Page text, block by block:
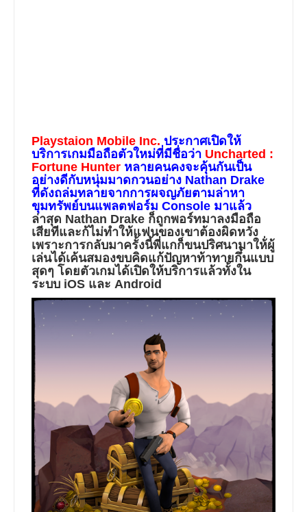
Playstaion Mobile Inc. ประกาศเปิดให้
บริการเกมมือถือตัวใหม่ที่มีชื่อว่า Uncharted :
Fortune Hunter หลายคนคงจะคุ้นกันเป็น
อย่างดีกับหนุ่มมาดกวนอย่าง Nathan Drake
ที่ดังถล่มทลายจากการผจญภัยตามล่าหา
ขุมทรัพย์บนแพลตฟอร์ม Console มาแล้ว
ล่าสุด Nathan Drake ก็ถูกพอร์ทมาลงมือถือ
เสียทีและก้ไม่ทำให้แฟนของเขาต้องผิดหวัง
เพราะการกลับมาครั้งนี้พี่แกก็ขนปริศนามาให้่ผู้
เล่นได้เค้นสมองขบคิดแก้ปัญหาท้าทายกึ๋นแบบ
สุดๆ โดยตัวเกมได้เปิดให้บริการแล้วทั้งใน
ระบบ iOS และ Android